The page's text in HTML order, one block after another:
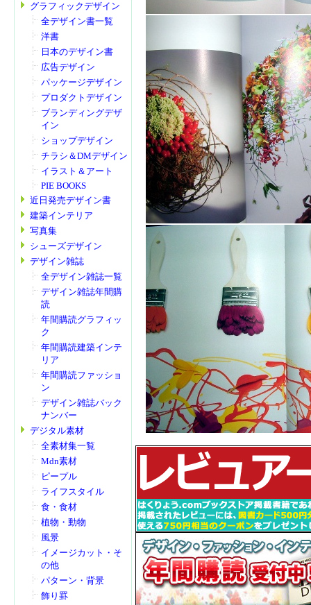
グラフィックデザイン
全デザイン書一覧
洋書
日本のデザイン書
広告デザイン
パッケージデザイン
プロダクトデザイン
ブランディングデザ
イン
ショップデザイン
チラシ＆DMデザイン
イラスト＆アート
PIE BOOKS
近日発売デザイン書
建築インテリア
写真集
シューズデザイン
デザイン雑誌
全デザイン雑誌一覧
デザイン雑誌年間購
読
年間購読グラフィッ
ク
年間購読建築インテ
リア
年間購読ファッショ
ン
デザイン雑誌バック
ナンバー
デジタル素材
全素材集一覧
Mdn素材
ピープル
ライフスタイル
食・食材
植物・動物
風景
イメージカット・そ
の他
パターン・背景
飾り罫